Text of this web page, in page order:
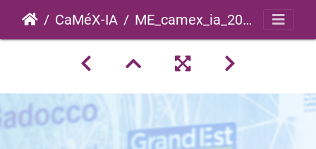
CaMéX-IA ME_camex_ia_2021_0057